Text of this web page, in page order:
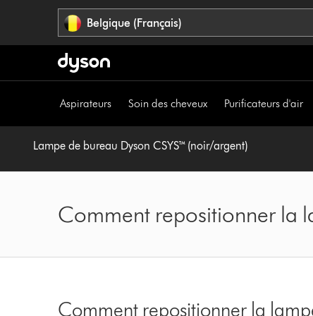
Belgique (Français)
Aspirateurs Soin des cheveux Purificateurs d'air
Lampe de bureau Dyson CSYS™ (noir/argent)
Comment repositionner la
Comment repositionner la